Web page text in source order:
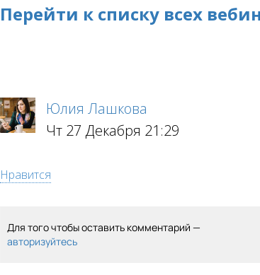
Перейти к списку всех
Юлия Лашкова
Чт 27 Декабря 21:29
Нравится
Для того чтобы оставить комментарий —
авторизуйтесь